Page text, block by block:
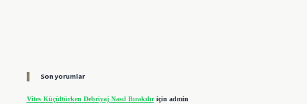
Son yorumlar
Vites Küçültürken Debriyaj Nasıl Bırakılıriçin admin